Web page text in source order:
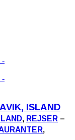
ISLAND
, REJSER –
,